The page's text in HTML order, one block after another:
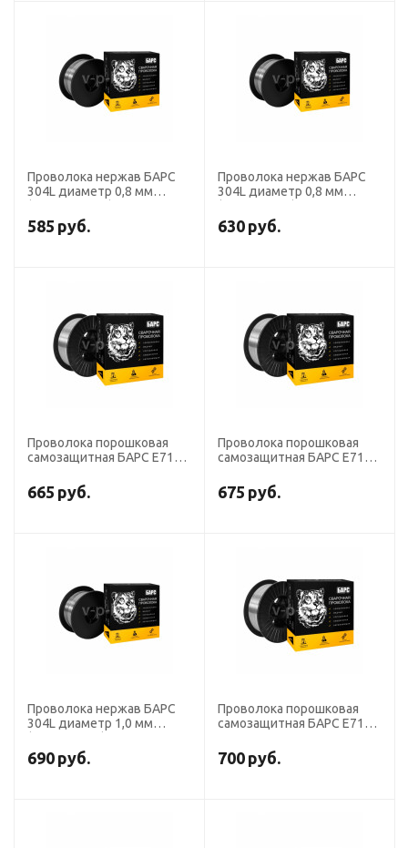
Проволока нержав БАРС
304L диаметр 0,8 мм
585 руб.
Проволока нержав БАРС
304L диаметр 0,8 мм
630 руб.
Проволока порошковая
самозащитная БАРС E71T-
(кассета 5 кг)
665 руб.
Проволока порошковая
самозащитная БАРС E71T-
(кассета 1 кг)
675 руб.
Проволока нержав БАРС
304L диаметр 1,0 мм
690 руб.
Проволока порошковая
самозащитная БАРС E71T-
(кассета 5 кг)
700 руб.